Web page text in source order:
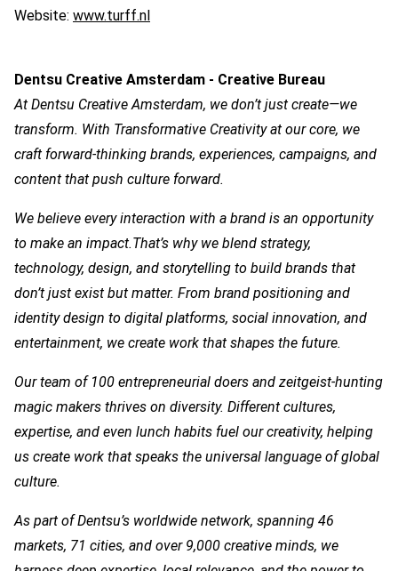
Website: www.turff.nl
Dentsu Creative Amsterdam - Creative Bureau
At Dentsu Creative Amsterdam, we don’t just create—we
transform. With Transformative Creativity at our core, we
craft forward-thinking brands, experiences, campaigns, and
content that push culture forward.
We believe every interaction with a brand is an opportunity
to make an impact.That’s why we blend strategy,
technology, design, and storytelling to build brands that
don’t just exist but matter. From brand positioning and
identity design to digital platforms, social innovation, and
entertainment, we create work that shapes the future.
Our team of 100 entrepreneurial doers and zeitgeist-hunting
magic makers thrives on diversity. Different cultures,
expertise, and even lunch habits fuel our creativity, helping
us create work that speaks the universal language of global
culture.
As part of Dentsu’s worldwide network, spanning 46
markets, 71 cities, and over 9,000 creative minds, we